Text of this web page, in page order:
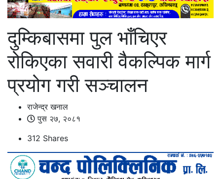
दुम्किबासमा पुल भाँचिएर
रोकिएका सवारी वैकल्पिक मार्ग
प्रयोग गरी सञ्चालन
राजेन्द्र खनाल
पुस २७, २०८१
312 Shares